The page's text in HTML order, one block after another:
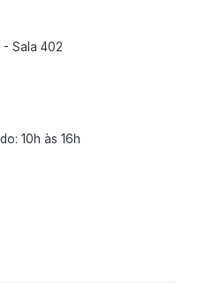
- Sala 402
10h às 16h